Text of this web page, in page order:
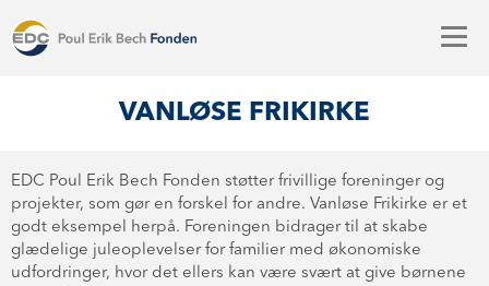
VANLØSE FRIKIRKE
EDC Poul Erik Bech Fonden støtter frivillige foreninger og
projekter, som gør en forskel for andre. Vanløse Frikirke er et
godt eksempel herpå. Foreningen bidrager til at skabe
glædelige juleoplevelser for familier med økonomiske
udfordringer, hvor det ellers kan være svært at give børnene